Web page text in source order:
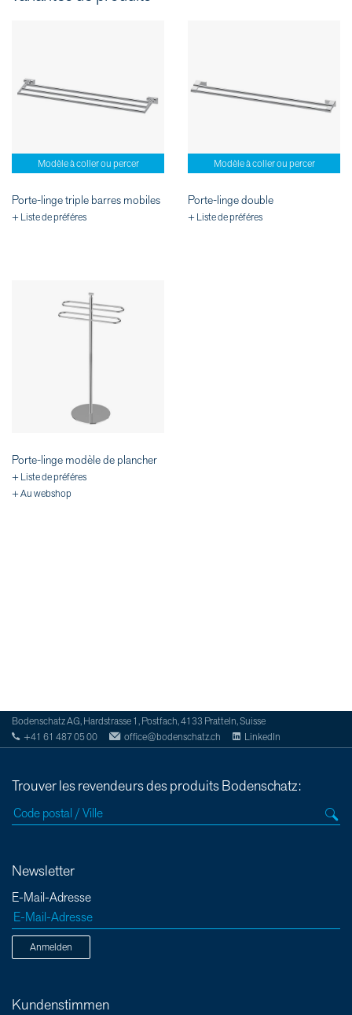
Modèle à coller ou percer
Porte-linge triple barres mobiles
+ Liste de préféres
Modèle à coller ou percer
Porte-linge double
+ Liste de préféres
Porte-linge modèle de plancher
+ Liste de préféres
+ Au webshop
Bodenschatz AG, Hardstrasse 1, Postfach, 4133 Pratteln, Suisse
+41 61 487 05 00
office@bodenschatz.ch LinkedIn
Trouver les revendeurs des produits Bodenschatz:
Newsletter
E-Mail-Adresse
Anmelden
Kundenstimmen